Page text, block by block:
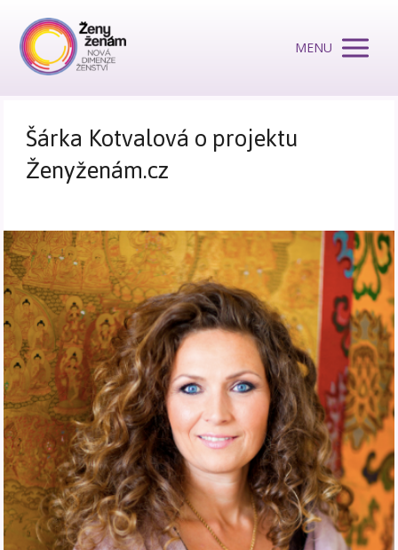
MENU
Šárka Kotvalová o projektu
Ženyženám.cz